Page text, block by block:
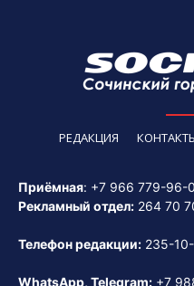
РЕДАКЦИЯ
Приёмная: +7 966 779-96-
Рекламный отдел: 264 70
Телефон редакции: 235-
WhatsApp, Telegram: +7